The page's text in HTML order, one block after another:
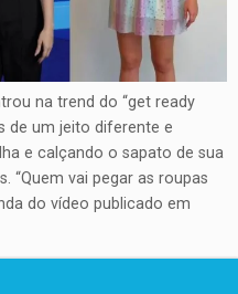
na trend do “get ready
de um jeito diferente e
e calçando o sapato de sua
“Quem vai pegar as roupas
do vídeo publicado em